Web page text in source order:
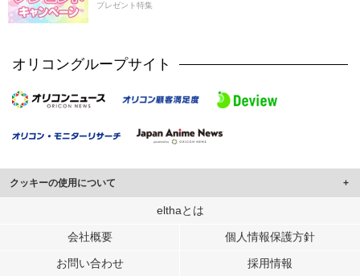
プレゼント特集
オリコングループサイト
クッキーの使用について
このサイトでは Cookie を使用して、ユーザーに合わせたコンテンツや広告の
行っています。
メディアや広告配信、データ解析の各パートナーに提供しています。
elthaとは
会社概要 個人情報保護方針
お問い合わせ 採用情報